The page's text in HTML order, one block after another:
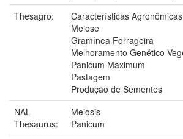
Thesagro:
Características Agronômicas
Meiose
Gramínea Forrageira
Melhoramento Genético
Panicum Maximum
Pastagem
Produção de Sementes
NAL
Thesaurus:
Meiosis
Panicum